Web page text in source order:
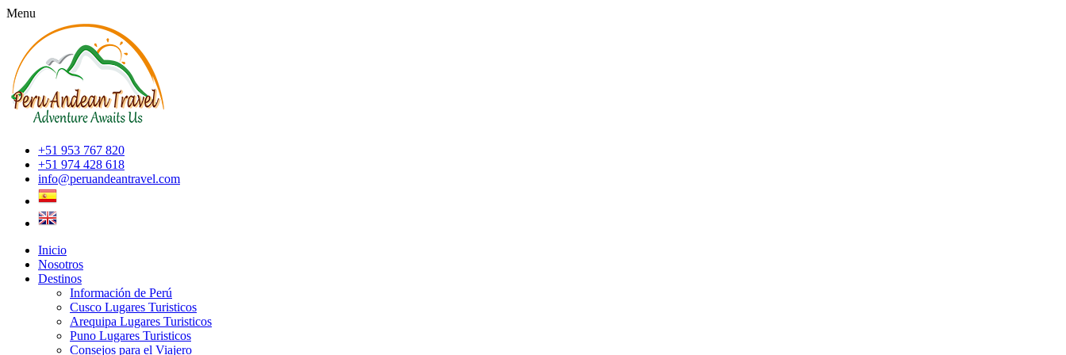
Menu
+51 953 767 820
+51 974 428 618
info@peruandeantravel.com
Inicio
Nosotros
Destinos
Información de Perú
Cusco Lugares Turisticos
Arequipa Lugares Turisticos
Puno Lugares Turisticos
Consejos para el Viajero